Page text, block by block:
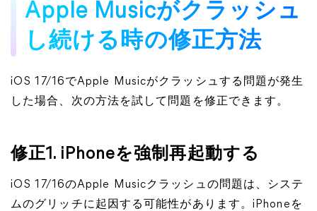
Apple Musicがクラッシュ
し続ける時の修正方法
iOS 17/16でApple Musicがクラッシュする問題が発生
した場合、次の方法を試して問題を修正できます。
修正1. iPhoneを強制再起動する
iOS 17/16のApple Musicクラッシュの問題は、システ
ムのグリッチに起因する可能性があります。iPhoneを